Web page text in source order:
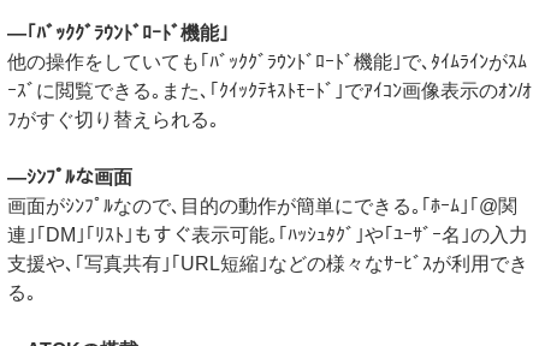
—｢ﾊﾞｯｸｸﾞﾗｳﾝﾄﾞﾛｰﾄﾞ機能｣
他の操作をしていても｢ﾊﾞｯｸｸﾞﾗｳﾝﾄﾞﾛｰﾄﾞ機能｣で､ﾀｲﾑﾗｲﾝがｽﾑ
ｰｽﾞに閲覧できる｡また､｢ｸｲｯｸﾃｷｽﾄﾓｰﾄﾞ｣でｱｲｺﾝ画像表示のｵﾝ/ｵ
ﾌがすぐ切り替えられる｡
—ｼﾝﾌﾟﾙな画面
画面がｼﾝﾌﾟﾙなので､目的の動作が簡単にできる｡｢ﾎｰﾑ｣｢@関
連｣｢DM｣｢ﾘｽﾄ｣もすぐ表示可能｡｢ﾊｯｼｭﾀｸﾞ｣や｢ﾕｰｻﾞｰ名｣の入力
支援や､｢写真共有｣｢URL短縮｣などの様々なｻｰﾋﾞｽが利用でき
る｡